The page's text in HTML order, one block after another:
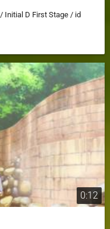
D First Stage / id
0:12